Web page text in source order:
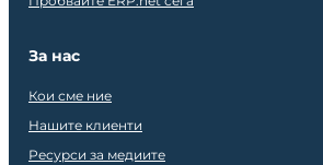
За нас
Кои сме ние
Нашите клиенти
Ресурси за медиите